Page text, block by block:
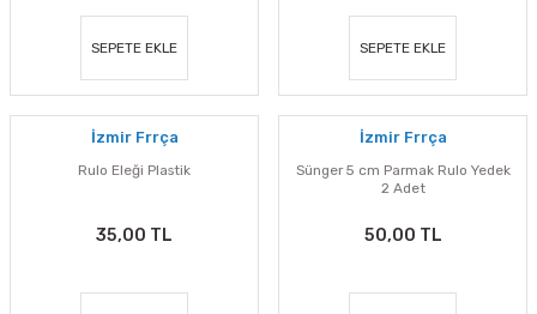
SEPETE EKLE SEPETE EKLE
İzmir Frrça
Rulo Eleği Plastik
35,00 TL
İzmir Frrça
Sünger 5 cm Parmak Rulo Yedek
2 Adet
50,00 TL